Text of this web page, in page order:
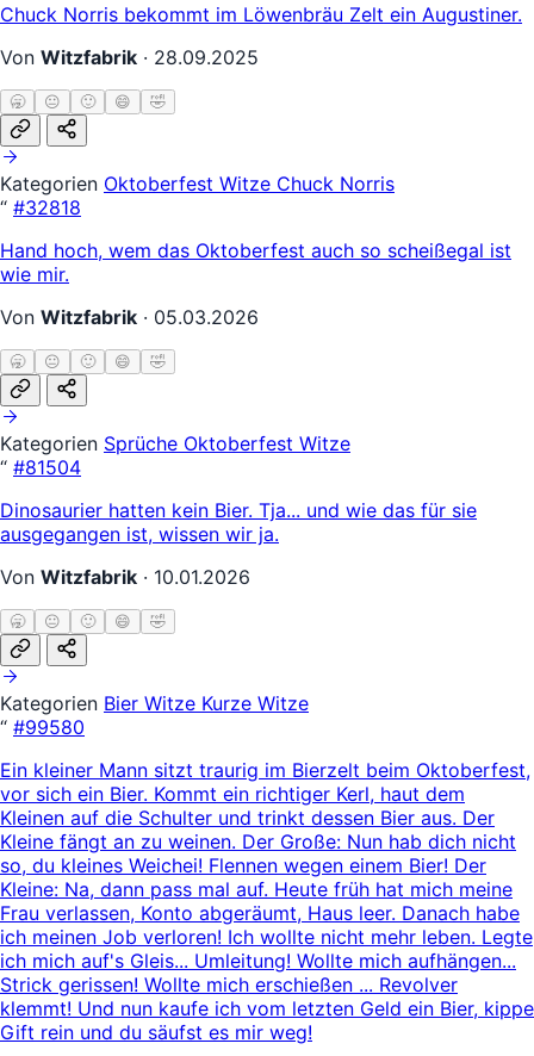
Chuck Norris bekommt im Löwenbräu Zelt ein Augustiner.
Von Witzfabrik · 28.09.2025
🥱 😐 🙂 😄 🤣
Kategorien Oktoberfest Witze Chuck Norris
“ #32818
Hand hoch, wem das Oktoberfest auch so scheißegal ist
wie mir.
Von Witzfabrik · 05.03.2026
🥱 😐 🙂 😄 🤣
Kategorien Sprüche Oktoberfest Witze
“ #81504
Dinosaurier hatten kein Bier. Tja... und wie das für sie
ausgegangen ist, wissen wir ja.
Von Witzfabrik · 10.01.2026
🥱 😐 🙂 😄 🤣
Kategorien Bier Witze Kurze Witze
“ #99580
Ein kleiner Mann sitzt traurig im Bierzelt beim Oktoberfest,
vor sich ein Bier. Kommt ein richtiger Kerl, haut dem
Kleinen auf die Schulter und trinkt dessen Bier aus. Der
Kleine fängt an zu weinen. Der Große: Nun hab dich nicht
so, du kleines Weichei! Flennen wegen einem Bier! Der
Kleine: Na, dann pass mal auf. Heute früh hat mich meine
Frau verlassen, Konto abgeräumt, Haus leer. Danach habe
ich meinen Job verloren! Ich wollte nicht mehr leben. Legte
ich mich auf's Gleis... Umleitung! Wollte mich aufhängen...
Strick gerissen! Wollte mich erschießen ... Revolver
klemmt! Und nun kaufe ich vom letzten Geld ein Bier, kippe
Gift rein und du säufst es mir weg!